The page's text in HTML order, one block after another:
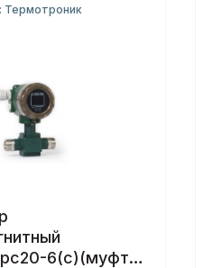
Термотроник
6(с)(муфта)